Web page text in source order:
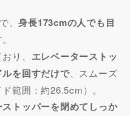
、身長173cmの人でも目
り、 エレベーターストッ
を回すだけで、スムーズ
範囲：約26.5cm）。
トッパーを閉めてしっか